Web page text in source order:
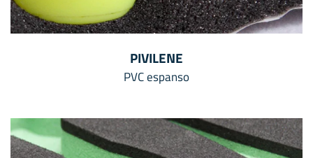
PIVILENE
PVC espanso